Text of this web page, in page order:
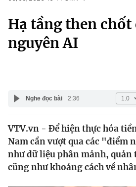
Chính trị
Thế giới
Tin tức
Kinh tế
Thể thao
Truyền hình
Văn hóa - Giải trí
Giáo dục
Hạ tầng then chốt
nguyên AI
Nghe đọc bài 2:36
VTV.vn - Để hiện thực hóa
Nam cần vượt qua các "điểm
như dữ liệu phân mảnh,
cũng như khoảng cách về